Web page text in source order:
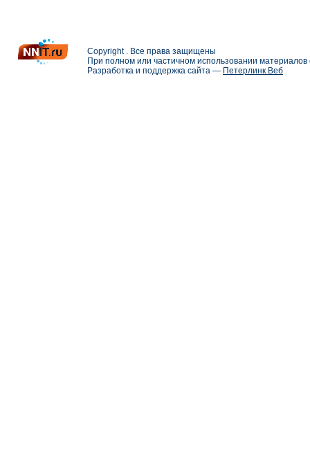
Copyright . Все права защищены
При полном или частичном использовании
Разработка и поддержка сайта — Петерлинк Веб